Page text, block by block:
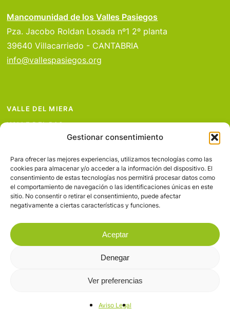
Gestionar consentimiento
Para ofrecer las mejores experiencias, utilizamos tecnologías como las
cookies para almacenar y/o acceder a la información del dispositivo. El
consentimiento de estas tecnologías nos permitirá procesar datos como
el comportamiento de navegación o las identificaciones únicas en este
sitio. No consentir o retirar el consentimiento, puede afectar
negativamente a ciertas características y funciones.
Aceptar
Denegar
Ver preferencias
Aviso Legal
Mancomunidad de los Valles Pasiegos
Pza. Jacobo Roldan Losada nº1 2º planta
39640 Villacarriedo - CANTABRIA
info@vallespasiegos.org
VALLE DEL MIERA
VALLE DEL PAS
VALLE DEL PISUEÑA
PROYECTOS
SERVICIOS
AVISO LEGAL